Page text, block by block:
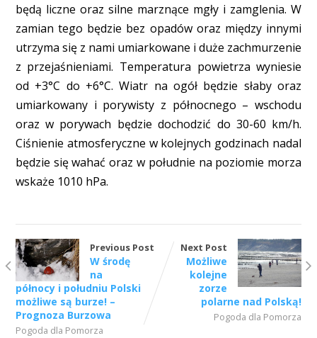
będą liczne oraz silne marznące mgły i zamglenia. W
zamian tego będzie bez opadów oraz między innymi
utrzyma się z nami umiarkowane i duże zachmurzenie
z przejaśnieniami. Temperatura powietrza wyniesie
od +3°C do +6°C. Wiatr na ogół będzie słaby oraz
umiarkowany i porywisty z północnego – wschodu
oraz w porywach będzie dochodzić do 30-60 km/h.
Ciśnienie atmosferyczne w kolejnych godzinach nadal
będzie się wahać oraz w południe na poziomie morza
wskaże 1010 hPa.
Previous Post
W środę
na
północy i południu Polski
możliwe są burze! –
Prognoza Burzowa
Pogoda dla Pomorza
Next Post
Możliwe
kolejne
zorze
polarne nad Polską!
Pogoda dla Pomorza